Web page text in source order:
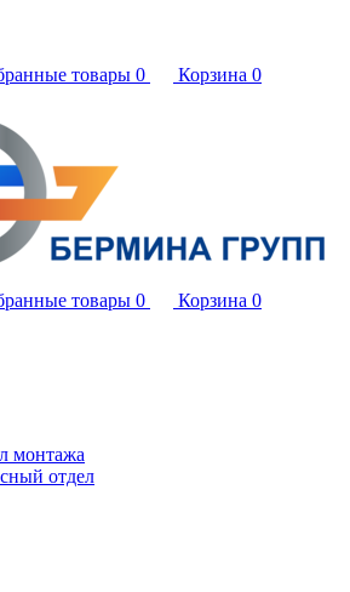
товары 0 Корзина 0
товары 0 Корзина 0
монтажа
отдел